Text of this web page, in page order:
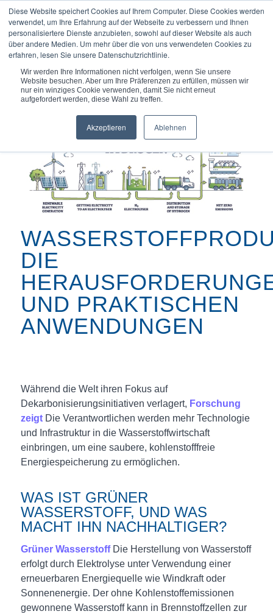
Diese Website speichert Cookies auf Ihrem Computer. Diese Cookies werden
verwendet, um Ihre Erfahrung auf der Webseite zu verbessern und Ihnen
personalisiertere Dienste anzubieten, sowohl auf dieser Website als auch
über andere Medien. Um mehr über die von uns verwendeten Cookies zu
erfahren, lesen Sie unsere Datenschutzrichtlinie.
Wir werden Ihre Informationen nicht verfolgen, wenn Sie unsere
Website besuchen. Aber um Ihre Präferenzen zu erfüllen, müssen wir
nur ein winziges Cookie verwenden, damit Sie nicht erneut
aufgefordert werden, diese Wahl zu treffen.
Akzeptieren Ablehnen
Du bist hier: Startseite / Artikel /
Wasserstoffproduktion: Die Herausforderungen...
DIE
UND PRAKTISCHEN
ANWENDUNGEN
Während die Welt ihren Fokus auf
Dekarbonisierungsinitiativen verlagert, Forschung
zeigtDie Verantwortlichen werden mehr Technologie
und Infrastruktur in die Wasserstoffwirtschaft
einbringen, um eine saubere, kohlenstofffreie
Energiespeicherung zu ermöglichen.
WAS IST GRÜNER
WASSERSTOFF, UND WAS
MACHT IHN NACHHALTIGER?
Grüner WasserstoffDie Herstellung von Wasserstoff
erfolgt durch Elektrolyse unter Verwendung einer
erneuerbaren Energiequelle wie Windkraft oder
Sonnenenergie. Der ohne Kohlenstoffemissionen
gewonnene Wasserstoff kann in Brennstoffzellen zur